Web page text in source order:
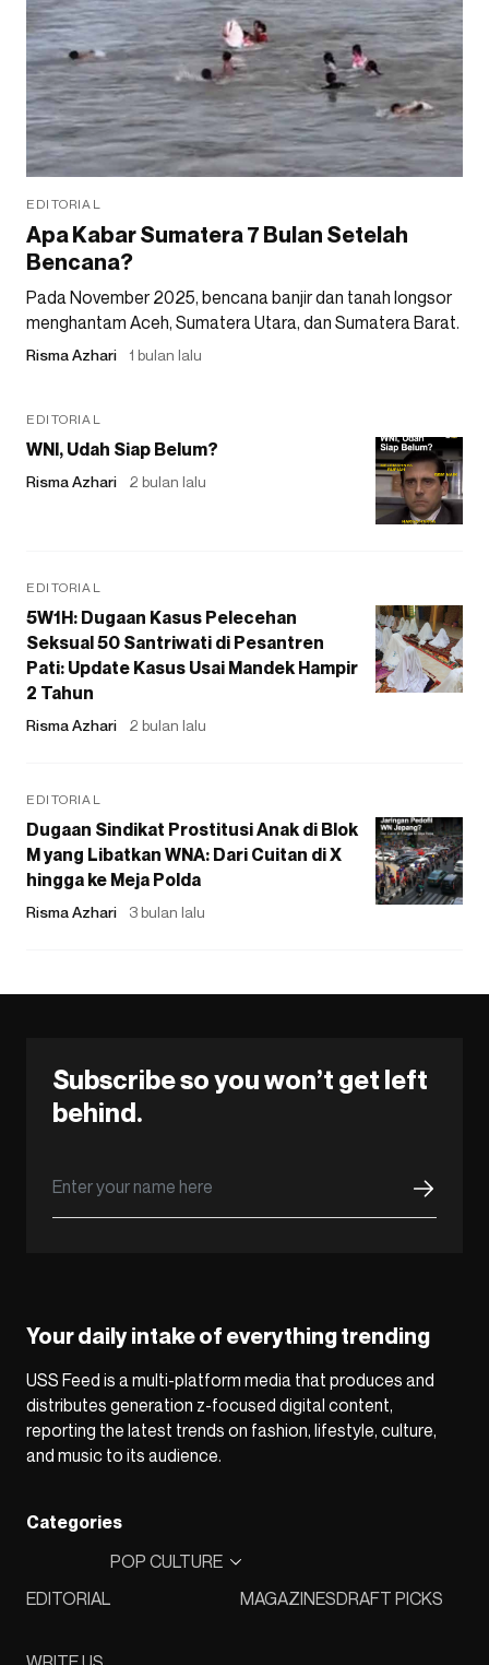
EDITORIAL
Apa Kabar Sumatera 7 Bulan Setelah
Bencana?
Pada November 2025, bencana banjir dan tanah longsor
menghantam Aceh, Sumatera Utara, dan Sumatera Barat.
Risma Azhari 1 bulan lalu
EDITORIAL
WNI, Udah Siap Belum?
Risma Azhari 2 bulan lalu
EDITORIAL
5W1H: Dugaan Kasus Pelecehan
Seksual 50 Santriwati di Pesantren
Pati: Update Kasus Usai Mandek Hampir
2 Tahun
Risma Azhari 2 bulan lalu
EDITORIAL
Dugaan Sindikat Prostitusi Anak di Blok
M yang Libatkan WNA: Dari Cuitan di X
hingga ke Meja Polda
Risma Azhari 3 bulan lalu
Subscribe so you won’t get left
behind.
Your daily intake of everything trending
USS Feed is a multi-platform media that produces and
distributes generation z-focused digital content,
reporting the latest trends on fashion, lifestyle, culture,
and music to its audience.
Categories
EDITORIAL
POP CULTURE
MAGAZINESDRAFT PICKS